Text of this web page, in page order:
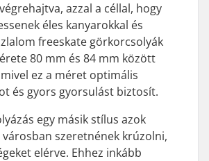
azzal a céllal, hogy
éles kanyarokkal és
freeskate görkorcsolyák
80 mm és 84 mm között
ez a méret optimális
és gyors gyorsulást biztosít.
egy másik stílus azok
városban szeretnének krúzolni,
elérve. Ehhez inkább